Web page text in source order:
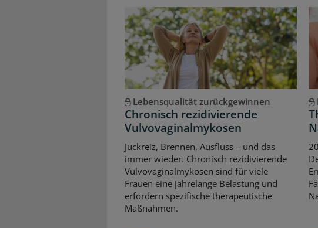
Lebensqualität zurückgewinnen
Chronisch rezidivierende
Vulvovaginalmykosen
Juckreiz, Brennen, Ausfluss – und das
immer wieder. Chronisch rezidivierende
Vulvovaginalmykosen sind für viele
Frauen eine jahrelange Belastung und
erfordern spezifische therapeutische
Maßnahmen.